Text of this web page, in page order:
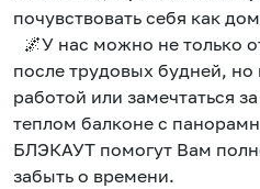
почувствовать себя как
🌌У нас можно не только
после трудовых будней, но
работой или замечтаться
теплом балконе с
БЛЭКАУТ помогут Вам
забыть о времени.